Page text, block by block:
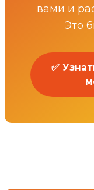
вами и
Это
✅